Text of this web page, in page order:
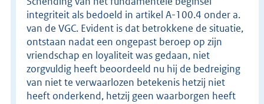
integriteit als bedoeld in artikel A-100.4 onder a.
van de VGC. Evident is dat betrokkene de situatie,
ontstaan nadat een ongepast beroep op zijn
vriendschap en loyaliteit was gedaan, niet
zorgvuldig heeft beoordeeld nu hij de bedreiging
van niet te verwaarlozen betekenis hetzij niet
heeft onderkend, hetzij geen waarborgen heeft